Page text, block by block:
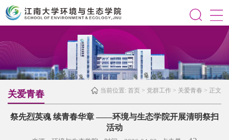
当前位置: 首页 > 党群工作 > 关爱青春 > 正文
关爱青春
祭先烈英魂 续青春华章 ——环境与生态学院开展清明祭扫
活动